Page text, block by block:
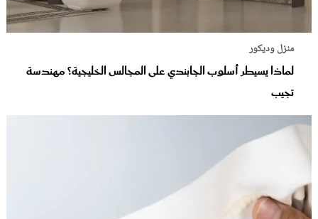
منزل وديكور
لماذا يسيطر أسلوب الجابندي على المجالس الخليجية؟ مهندسة
تجيب